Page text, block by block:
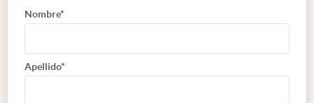
Nombre*
Apellido*